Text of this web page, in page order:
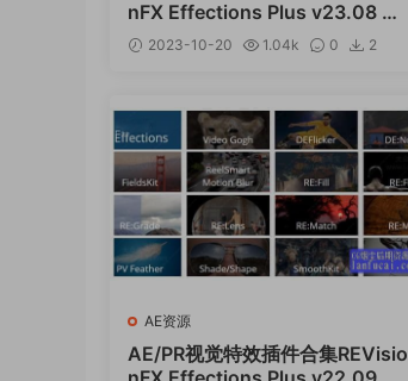
nFX Effections Plus v23.08 CE
Win含Twixtor/Flicker/RSMB
2023-10-20 1.04k 0
2
AE资源
AE/PR视觉特效插件合集REVisio